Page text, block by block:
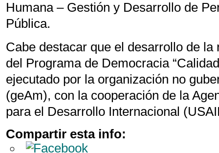
Humana – Gestión y Desarrollo de
Pública.
Cabe destacar que el desarrollo de
del Programa de Democracia
ejecutado por la organización no
(geAm), con la cooperación de la
para el Desarrollo Internacional
Compartir esta info: